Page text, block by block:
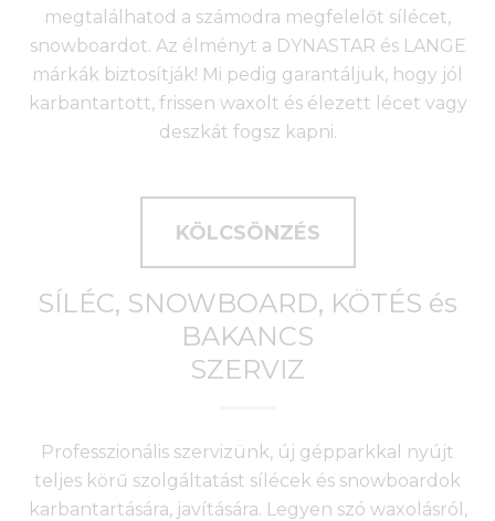
megtalálhatod a számodra megfelelőt sílécet,
snowboardot. Az élményt a DYNASTAR és LANGE
márkák biztosítják! Mi pedig garantáljuk, hogy jól
karbantartott, frissen waxolt és élezett lécet vagy
deszkát fogsz kapni.
KÖLCSÖNZÉS
SÍLÉC, SNOWBOARD, KÖTÉS és
BAKANCS
SZERVIZ
Professzionális szervizünk, új gépparkkal nyújt
teljes körű szolgáltatást sílécek és snowboardok
karbantartására, javítására. Legyen szó waxolásról,